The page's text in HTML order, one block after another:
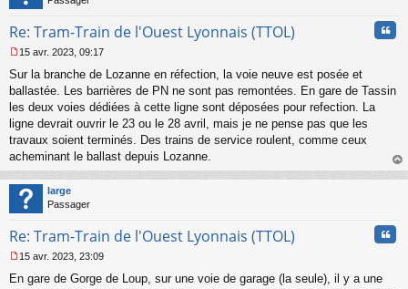
Re: Tram-Train de l'Ouest Lyonnais (TTOL)
e
s
s
g
e
n
o
n
l
u
15 avr. 2023, 09:17
Sur la branche de Lozanne en réfection, la voie neuve est posée et
ballastée. Les barrières de PN ne sont pas remontées. En gare de Tassin
les deux voies dédiées à cette ligne sont déposées pour refection. La
ligne devrait ouvrir le 23 ou le 28 avril, mais je ne pense pas que les
travaux soient terminés. Des trains de service roulent, comme ceux
acheminant le ballast depuis Lozanne.
au
large
Passager
Re: Tram-Train de l'Ouest Lyonnais (TTOL)
e
15 avr. 2023, 23:09
En gare de Gorge de Loup, sur une voie de garage (la seule), il y a une